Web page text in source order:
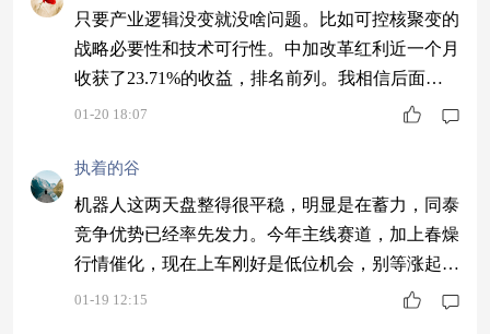
只要产业逻辑没变就没啥问题。比如可控核聚变的
战略必要性和技术可行性。中加改革红利近一个月
收获了23.71%的收益，排名前列。我相信后面的
潜力还是很大的
01-20 18:07
执着的谷
机器人这两天盘整得很平稳，明显是在蓄力，同泰
竞争优势已经率先发力。今年主线赛道，加上春燥
行情催化，现在上车刚好是低位机会，别等涨起来
才后悔。 #1月基金投资策略#
01-19 12:15